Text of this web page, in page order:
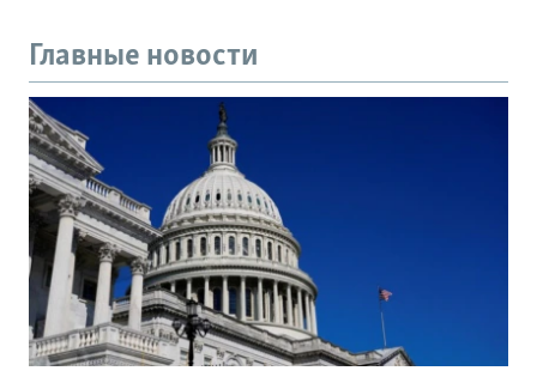
Главные новости